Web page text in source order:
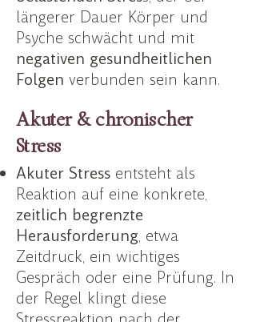
längerer Dauer Körper und
Psyche schwächt und mit
negativen gesundheitlichen
Folgen verbunden sein kann.
Akuter & chronischer
Stress
Akuter Stress entsteht als
Reaktion auf eine konkrete,
zeitlich begrenzte
Herausforderung, etwa
Zeitdruck, ein wichtiges
Gespräch oder eine Prüfung. In
der Regel klingt diese